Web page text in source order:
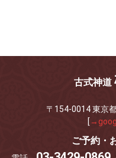
古式神道
〒154-0014 東京
[
ご予約・